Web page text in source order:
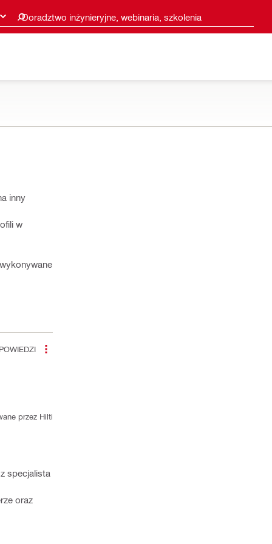
Doradztwo inżynieryjne, webinaria, szkolenia
inny
w
przez Hilti
specjalista
oraz